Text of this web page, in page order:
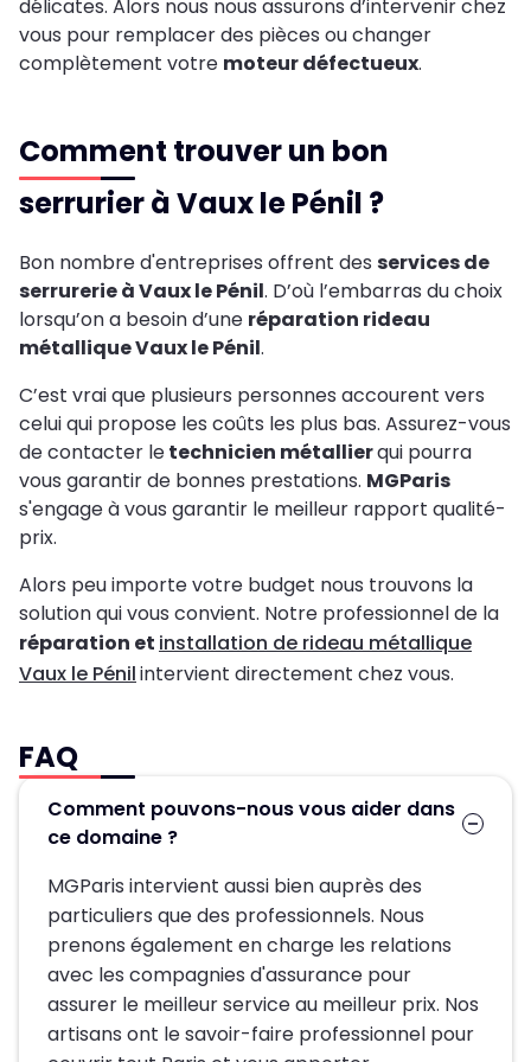
délicates. Alors nous nous assurons d’intervenir chez
vous pour remplacer des pièces ou changer
complètement votre moteur défectueux.
Comment trouver un bon
serrurier à Vaux le Pénil ?
Bon nombre d'entreprises offrent des services de
serrurerie à Vaux le Pénil. D’où l’embarras du choix
lorsqu’on a besoin d’une réparation rideau
métallique Vaux le Pénil.
C’est vrai que plusieurs personnes accourent vers
celui qui propose les coûts les plus bas. Assurez-vous
de contacter letechnicien métallierqui pourra
vous garantir de bonnes prestations. MGParis
s'engage à vous garantir le meilleur rapport qualité-
prix.
Alors peu importe votre budget nous trouvons la
solution qui vous convient. Notre professionnel de la
réparation et installation de rideau métallique
Vaux le Pénilintervient directement chez vous.
FAQ
Comment pouvons-nous vous aider dans
ce domaine ?
MGParis intervient aussi bien auprès des
particuliers que des professionnels. Nous
prenons également en charge les relations
avec les compagnies d'assurance pour
assurer le meilleur service au meilleur prix. Nos
artisans ont le savoir-faire professionnel pour